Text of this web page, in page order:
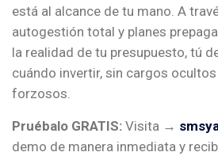
está al alcance de tu mano. A
autogestión total y planes
la realidad de tu presupuesto, tú
cuándo invertir, sin cargos
forzosos.
Pruébalo GRATIS: Visita →
demo de manera inmediata y